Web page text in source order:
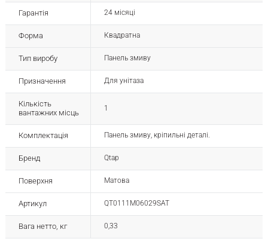
Гарантія 24 місяці
Форма Квадратна
Тип виробу Панель змиву
Призначення Для унітаза
Кількість
вантажних місць
1
Комплектація Панель змиву, кріпильні деталі.
Бренд Qtap
Поверхня Матова
Артикул QT0111M06029SAT
Вага нетто, кг 0,33